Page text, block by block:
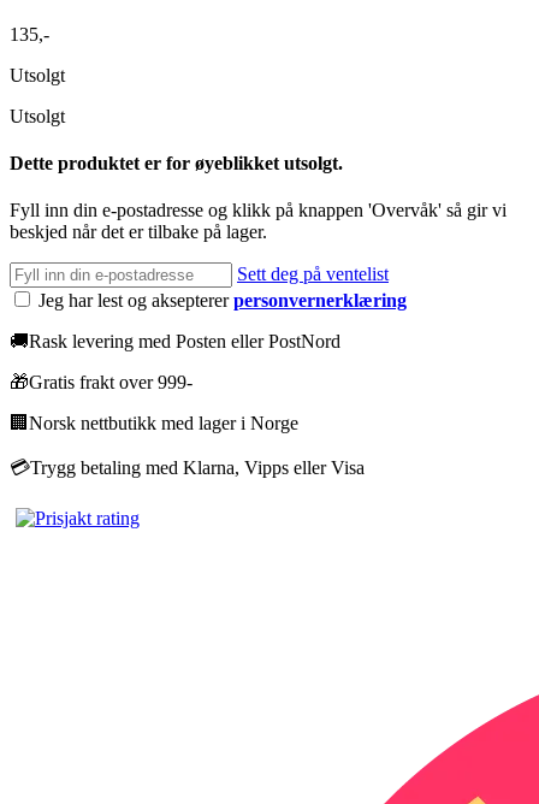
135,-
Utsolgt
Utsolgt
Dette produktet er for øyeblikket utsolgt.
Fyll inn din e-postadresse og klikk på knappen 'Overvåk' så gir vi
beskjed når det er tilbake på lager.
Sett deg på ventelist
Jeg har lest og akseptererpersonvernerklæring
🚚Rask levering med Posten eller PostNord
🎁Gratis frakt over 999-
🏢 Norsk nettbutikk med lager i Norge
💳Trygg betaling med Klarna, Vipps eller Visa